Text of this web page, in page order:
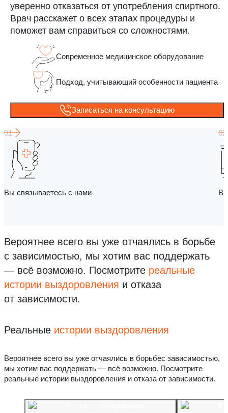
уверенно отказаться от употребления спиртного.
Врач расскажет о всех этапах процедуры и
поможет вам справиться со сложностями.
Современное медицинское оборудование
Подход, учитывающий особенности пациента
Записаться на консультацию
Вы связываетесь с нами
Вероятнее всего вы уже отчаялись в борьбе
с зависимостью, мы хотим вас поддержать
— всё возможно. Посмотрите реальные
истории выздоровления и отказа
от зависимости.
Реальные истории выздоровления
Вероятнее всего вы уже отчаялись в борьбес зависимостью,
мы хотим вас поддержать — всё возможно. Посмотрите
реальные истории выздоровления и отказа от зависимости.